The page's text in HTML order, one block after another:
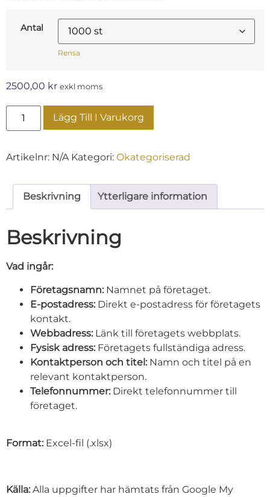
Antal
Rensa
2500,00 kr exkl moms
Lägg Till I Varukorg
Artikelnr: N/A Kategori: Okategoriserad
Beskrivning Ytterligare information
Beskrivning
Vad ingår:
Företagsnamn: Namnet på företaget.
E-postadress: Direkt e-postadress för företagets
kontakt.
Webbadress: Länk till företagets webbplats.
Fysisk adress: Företagets fullständiga adress.
Kontaktperson och titel: Namn och titel på en
relevant kontaktperson.
Telefonnummer: Direkt telefonnummer till
företaget.
Format: Excel-fil (.xlsx)
Källa: Alla uppgifter har hämtats från Google My